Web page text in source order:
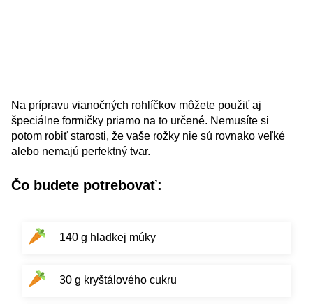
Na prípravu vianočných rohlíčkov môžete použiť aj
špeciálne formičky priamo na to určené. Nemusíte si
potom robiť starosti, že vaše rožky nie sú rovnako veľké
alebo nemajú perfektný tvar.
Čo budete potrebovať:
140 g hladkej múky
30 g kryštálového cukru